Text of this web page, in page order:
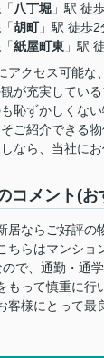
「 八丁堀 」駅 徒
「胡町」駅 徒歩2
「紙屋町東 」駅
アクセス可能な
が充実してい
恥ずかしくな
ご紹介できる
なら、当社にお
コメント(お
居ならご好評の
ちらはマンショ
で、通勤・通
もって慎重に行
客様にとって最